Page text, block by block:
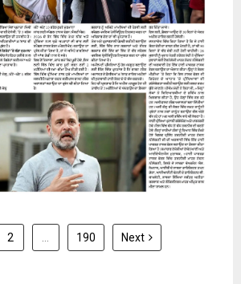
31 July 2026
2 … 190 Next